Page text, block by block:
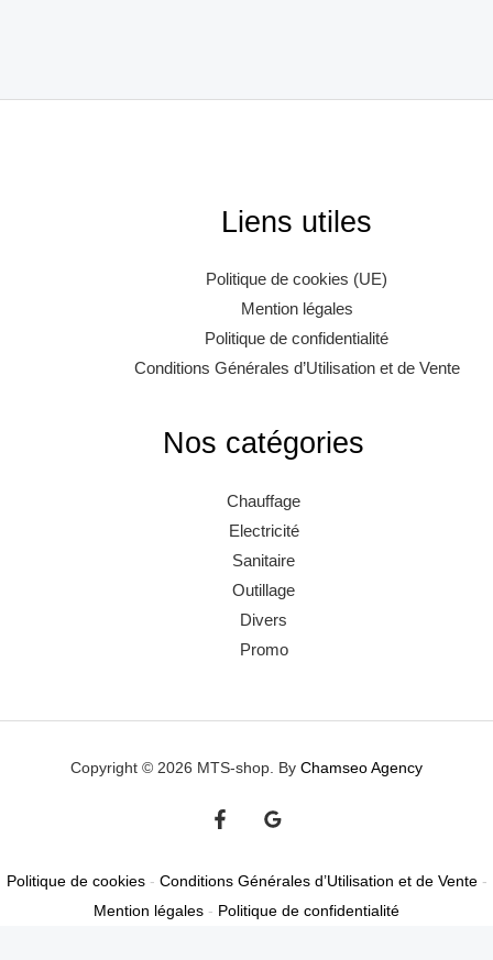
Liens utiles
Politique de cookies (UE)
Mention légales
Politique de confidentialité
Conditions Générales d’Utilisation et de Vente
Nos catégories
Chauffage
Electricité
Sanitaire
Outillage
Divers
Promo
Copyright © 2026 MTS-shop. By Chamseo Agency
Politique de cookies- Conditions Générales d’Utilisation et de Vente-
Mention légales - Politique de confidentialité